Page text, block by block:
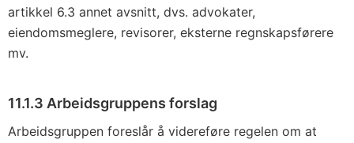
artikkel 6.3 annet avsnitt, dvs. advokater,
eiendomsmeglere, revisorer, eksterne regnskapsførere
mv.
11.1.3 Arbeidsgruppens forslag
Arbeidsgruppen foreslår å videreføre regelen om at